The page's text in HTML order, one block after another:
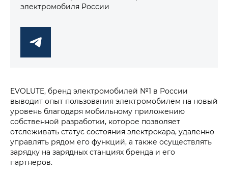
электромобиля России
EVOLUTE, бренд электромобилей №1 в России
выводит опыт пользования электромобилем на новый
уровень благодаря мобильному приложению
собственной разработки, которое позволяет
отслеживать статус состояния электрокара, удаленно
управлять рядом его функций, а также осуществлять
зарядку на зарядных станциях бренда и его
партнеров.